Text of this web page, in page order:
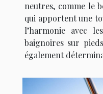
neutres, comme le
qui apportent une
l’harmonie avec
baignoires sur
également